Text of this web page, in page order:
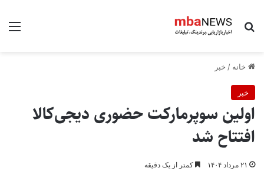
جستجو برای
خانه / خبر
خبر
اولین سوپرمارکت حضوری دیجی‌کالا
افتتاح شد
۲۱ مرداد ۱۴۰۴ کمتر از یک دقیقه